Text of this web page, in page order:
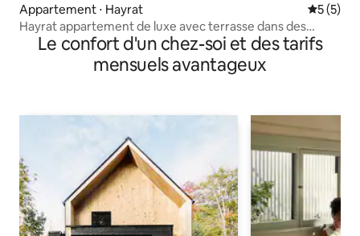
Appartement ⋅ Hayrat
5 (5)
Hayrat appartement de luxe avec terrasse dans des
jardins verdoyants
Le confort d'un chez-soi et des tarifs
mensuels avantageux